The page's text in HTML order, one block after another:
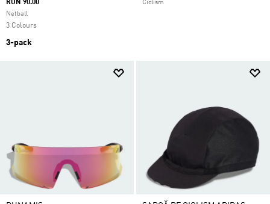
RON 90.00
Netball
3 Colours
3-pack
Ciclism